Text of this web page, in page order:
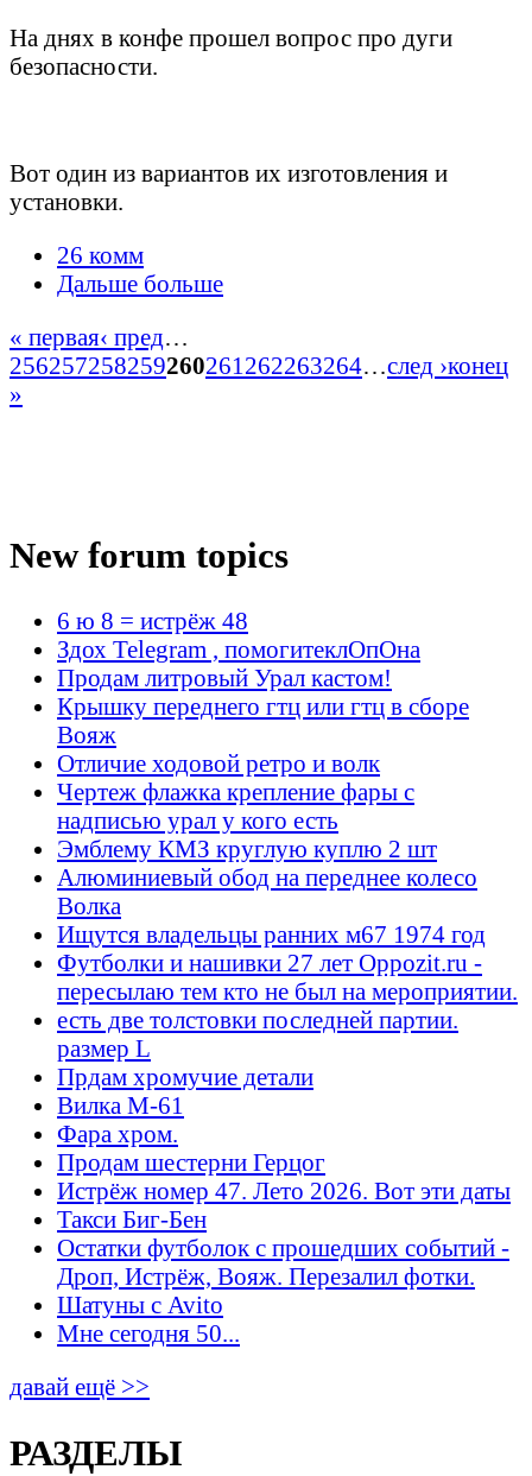
На днях в конфе прошел вопрос про дуги
безопасности.
Вот один из вариантов их изготовления и
установки.
26 комм
Дальше больше
« первая‹ пред…
256257258259260261 262263264…след ›конец
»
New forum topics
6 ю 8 = истрёж 48
Здох Telegram , помогитеклОпОна
Продам литровый Урал кастом!
Крышку переднего гтц или гтц в сборе
Вояж
Отличие ходовой ретро и волк
Чертеж флажка крепление фары с
надписью урал у кого есть
Эмблему КМЗ круглую куплю 2 шт
Алюминиевый обод на переднее колесо
Волка
Ищутся владельцы ранних м67 1974 год
Футболки и нашивки 27 лет Oppozit.ru -
пересылаю тем кто не был на мероприятии.
есть две толстовки последней партии.
размер L
Прдам хромучие детали
Вилка М-61
Фара хром.
Продам шестерни Герцог
Истрёж номер 47. Лето 2026. Вот эти даты
Такси Биг-Бен
Остатки футболок с прошедших событий -
Дроп, Истрёж, Вояж. Перезалил фотки.
Шатуны с Avito
Мне сегодня 50...
давай ещё >>
РАЗДЕЛЫ